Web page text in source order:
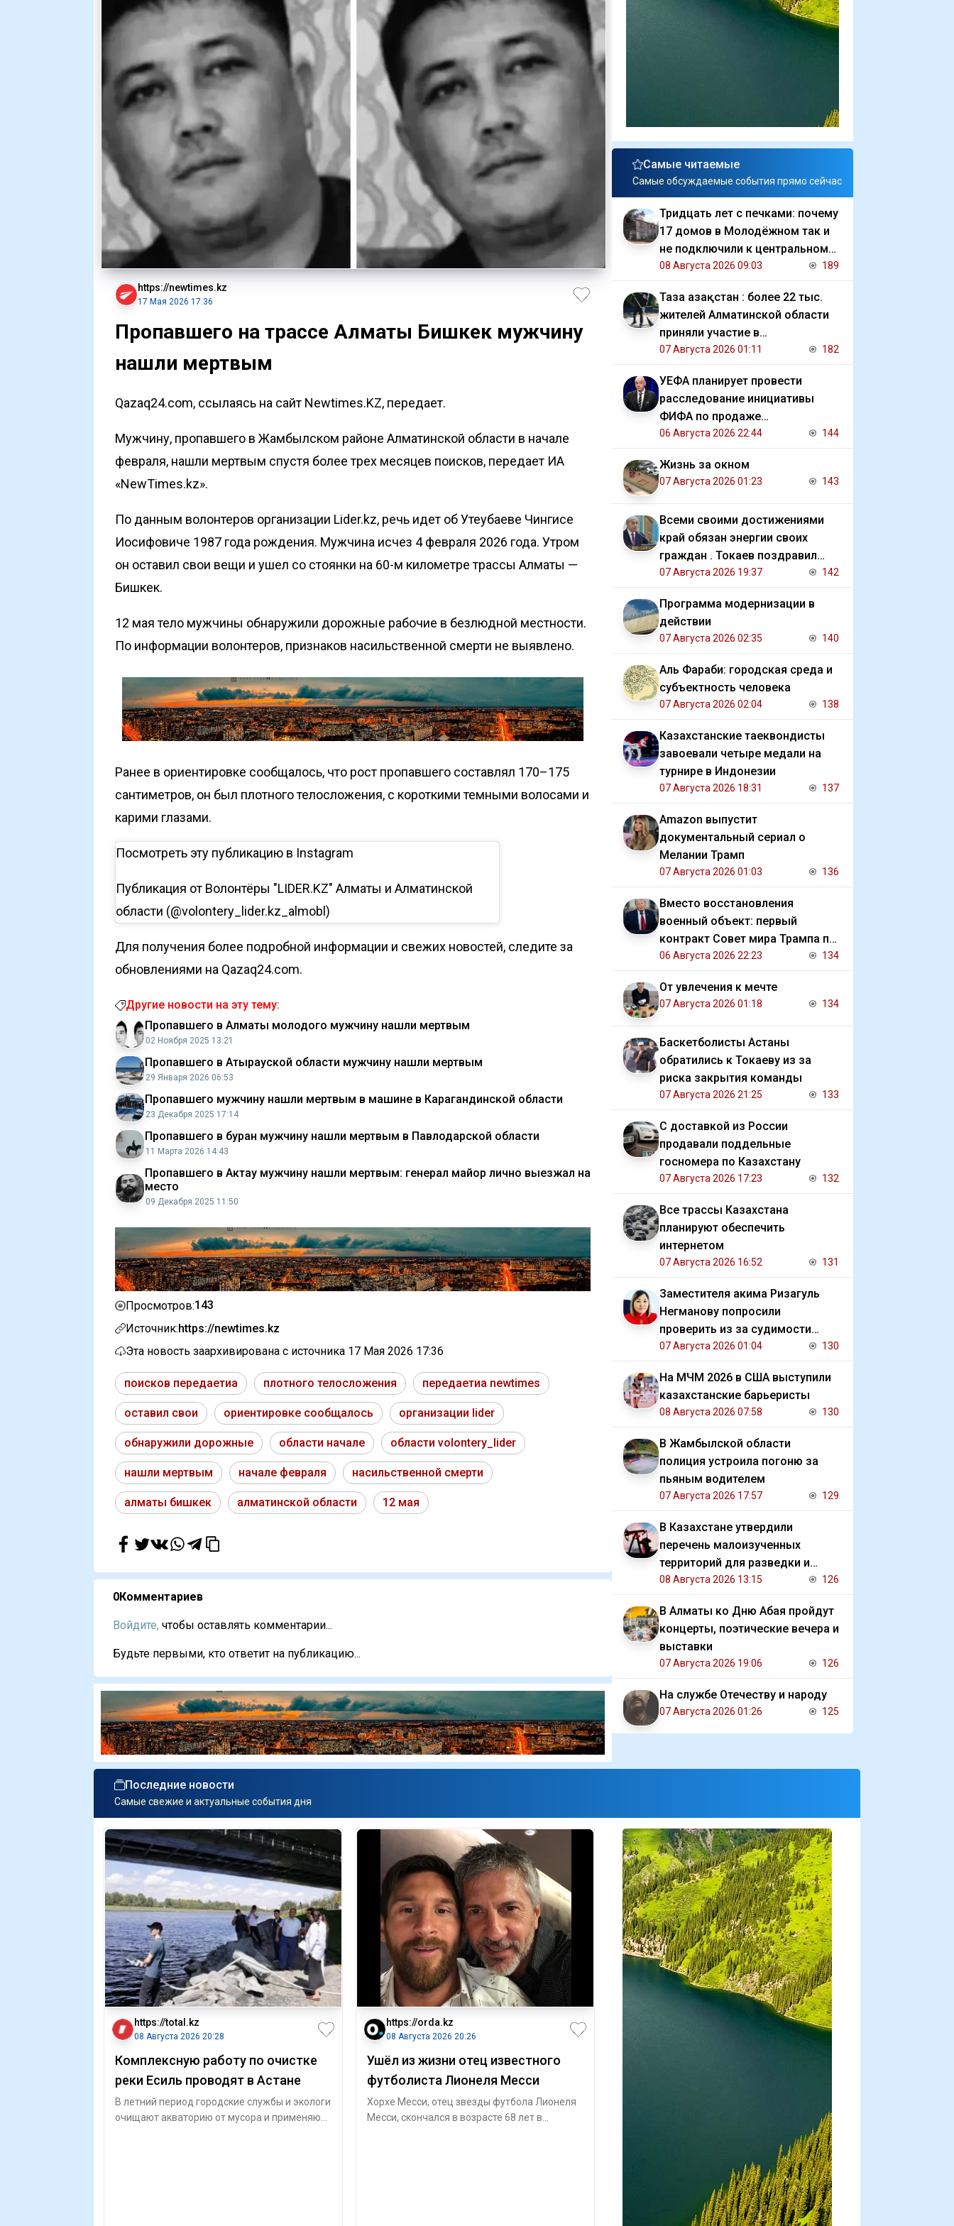
https://newtimes.kz
17 Мая 2026 17:36
Пропавшего на трассе Алматы Бишкек мужчину
нашли мертвым
Qazaq24.com, ссылаясь на сайт Newtimes.KZ, передает.
Мужчину, пропавшего в Жамбылском районе Алматинской области в начале
февраля, нашли мертвым спустя более трех месяцев поисков, передает ИА
«NewTimes.kz».
По данным волонтеров организации Lider.kz, речь идет об Утеубаеве Чингисе
Иосифовиче 1987 года рождения. Мужчина исчез 4 февраля 2026 года. Утром
он оставил свои вещи и ушел со стоянки на 60-м километре трассы Алматы —
Бишкек.
12 мая тело мужчины обнаружили дорожные рабочие в безлюдной местности.
По информации волонтеров, признаков насильственной смерти не выявлено.
Ранее в ориентировке сообщалось, что рост пропавшего составлял 170–175
сантиметров, он был плотного телосложения, с короткими темными волосами и
карими глазами.
Посмотреть эту публикацию в Instagram
Публикация от Волонтёры "LIDER.KZ" Алматы и Алматинской
области (@volontery_lider.kz_almobl)
Для получения более подробной информации и свежих новостей, следите за
обновлениями на Qazaq24.com.
Другие новости на эту тему:
Пропавшего в Алматы молодого мужчину нашли мертвым
02 Ноября 2025 13:21
Пропавшего в Атырауской области мужчину нашли мертвым
29 Января 2026 06:53
Пропавшего мужчину нашли мертвым в машине в Карагандинской области
23 Декабря 2025 17:14
Пропавшего в буран мужчину нашли мертвым в Павлодарской области
11 Марта 2026 14:43
Пропавшего в Актау мужчину нашли мертвым: генерал майор лично выезжал на
место
09 Декабря 2025 11:50
Просмотров:143
Источник:https://newtimes.kz
Эта новость заархивирована с источника 17 Мая 2026 17:36
поисков передаетиа плотного телосложения передаетиа newtimes
оставил свои ориентировке сообщалось организации lider
обнаружили дорожные области начале области volontery_lider
нашли мертвым начале февраля насильственной смерти
алматы бишкек алматинской области 12 мая
0Комментариев
Войдите, чтобы оставлять комментарии...
Будьте первыми, кто ответит на публикацию...
Самые читаемые
Самые обсуждаемые события прямо сейчас
Тридцать лет с печками: почему
17 домов в Молодёжном так и
не подключили к центральному
отоплению
08 Августа 2026 09:03 189
Таза Қазақстан : более 22 тыс.
жителей Алматинской области
приняли участие в
экологической акции
07 Августа 2026 01:11 182
УЕФА планирует провести
расследование инициативы
ФИФА по продаже
коммерческих прав на ЧМ
06 Августа 2026 22:44 144
Жизнь за окном
07 Августа 2026 01:23 143
Всеми своими достижениями
край обязан энергии своих
граждан . Токаев поздравил
жителей СКО с 90 летием
07 Августа 2026 19:37 142
Программа модернизации в
действии
07 Августа 2026 02:35 140
Аль Фараби: городская среда и
субъектность человека
07 Августа 2026 02:04 138
Казахстанские таеквондисты
завоевали четыре медали на
турнире в Индонезии
07 Августа 2026 18:31 137
Amazon выпустит
документальный сериал о
Мелании Трамп
07 Августа 2026 01:03 136
Вместо восстановления
военный объект: первый
контракт Совет мира Трампа по
Газе
06 Августа 2026 22:23 134
От увлечения к мечте
07 Августа 2026 01:18 134
Баскетболисты Астаны
обратились к Токаеву из за
риска закрытия команды
07 Августа 2026 21:25 133
С доставкой из России
продавали поддельные
госномера по Казахстану
07 Августа 2026 17:23 132
Все трассы Казахстана
планируют обеспечить
интернетом
07 Августа 2026 16:52 131
Заместителя акима Ризагуль
Негманову попросили
проверить из за судимости
сестры
07 Августа 2026 01:04 130
На МЧМ 2026 в США выступили
казахстанские барьеристы
08 Августа 2026 07:58 130
В Жамбылской области
полиция устроила погоню за
пьяным водителем
07 Августа 2026 17:57 129
В Казахстане утвердили
перечень малоизученных
территорий для разведки и
добычи углеводородов
08 Августа 2026 13:15 126
В Алматы ко Дню Абая пройдут
концерты, поэтические вечера и
выставки
07 Августа 2026 19:06 126
На службе Отечеству и народу
07 Августа 2026 01:26 125
Последние новости
Самые свежие и актуальные события дня
https://total.kz
08 Августа 2026 20:28
Комплексную работу по очистке
реки Есиль проводят в Астане
В летний период городские службы и экологи
очищают акваторию от мусора и применяют
https://orda.kz
08 Августа 2026 20:26
Ушёл из жизни отец известного
футболиста Лионеля Месси
Хорхе Месси, отец звезды футбола Лионеля
Месси, скончался в возрасте 68 лет в